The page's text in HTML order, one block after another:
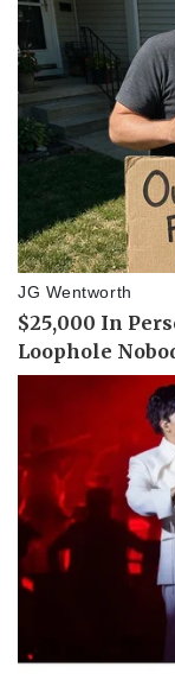
Doanh nghiệp
Thông tin doanh
Doanh nghiệp 24h
Doanh nhân
Vì cộng đồng